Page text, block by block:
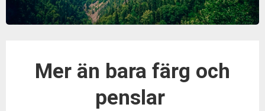
Mer än bara färg och
penslar